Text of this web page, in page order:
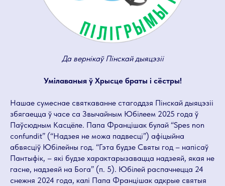
Да вернікаў Пінскай дыяцэзіі
Умілаваныя ў Хрысце браты і сёстры!
Нашае сумеснае святкаванне стагоддзя Пінскай дыяцэзіі
збягаецца ў часе са Звычайным Юбілеем 2025 года ў
Паўсюдным Касцёле. Папа Францішак булай “Spes non
confundit” (“Надзея не можа падвесці”) афіцыйна
абвясціў Юбілейны год. “Гэта будзе Святы год – напісаў
Пантыфік, – які будзе характарызавацца надзеяй, якая не
гасне, надзеяй на Бога” (п. 5). Юбілей распачнецца 24
снежня 2024 года, калі Папа Францішак адкрые святыя